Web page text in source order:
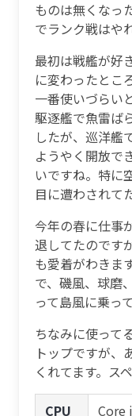
ものは無くなっ
でランク戦はや
最初は戦艦が好
に変わったとこ
一番使いづらい
駆逐艦で魚雷ば
したが、巡洋艦
ようやく開放で
いですね。特に
目に遭わされて
今年の春に仕事
退してたのです
も愛着がわきま
で、磯風、球磨
って島風に乗っ
ちなみに使って
トップですが、
くれてます。ス
CPU
Core